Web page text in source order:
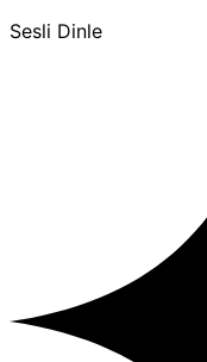
Sesli Dinle